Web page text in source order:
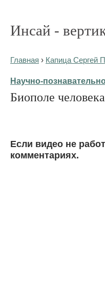
Инсай -
Главная › Капица Сергей
Научно-
Биополе
Eсли видео не
комментариях.